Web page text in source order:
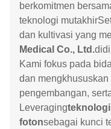
berkomitmen
teknologi
dan kultivasi yang
Medical Co., Ltd.
Kami fokus pada
dan
pengembangan,
Leveraging
fotonsebagai kunci